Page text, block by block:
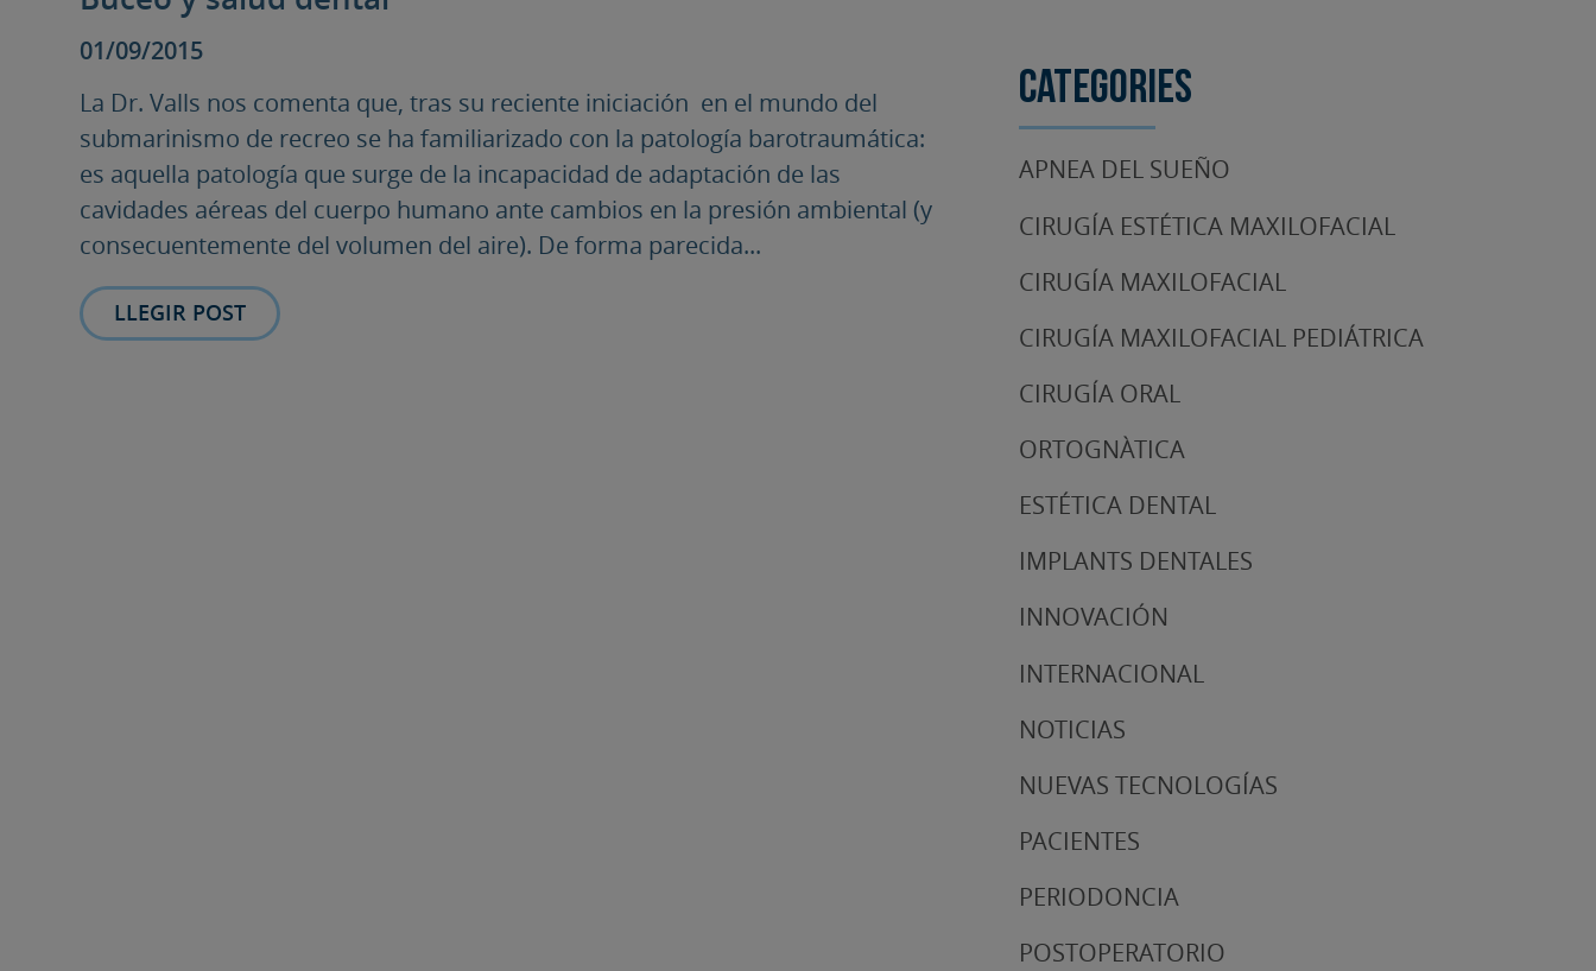
01/09/2015
La Dr. Valls nos comenta que, tras su reciente iniciación en el mundo del
submarinismo de recreo se ha familiarizado con la patología barotraumática:
es aquella patología que surge de la incapacidad de adaptación de las
cavidades aéreas del cuerpo humano ante cambios en la presión ambiental (y
consecuentemente del volumen del aire). De forma parecida...
LLEGIR POST
Categories
APNEA DEL SUEÑO
CIRUGÍA ESTÉTICA MAXILOFACIAL
CIRUGÍA MAXILOFACIAL
CIRUGÍA MAXILOFACIAL PEDIÁTRICA
CIRUGÍA ORAL
ORTOGNÀTICA
ESTÉTICA DENTAL
IMPLANTS DENTALES
INNOVACIÓN
INTERNACIONAL
NOTICIAS
NUEVAS TECNOLOGÍAS
PACIENTES
PERIODONCIA
POSTOPERATORIO